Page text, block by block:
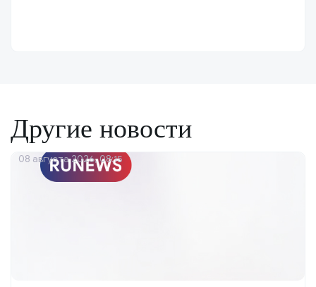
Другие новости
08 августа 2026, 08:15